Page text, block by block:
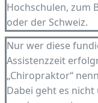
Hochschulen, zum
oder der Schweiz.
Nur wer diese
Assistenzzeit
„Chiropraktor“
Dabei geht es